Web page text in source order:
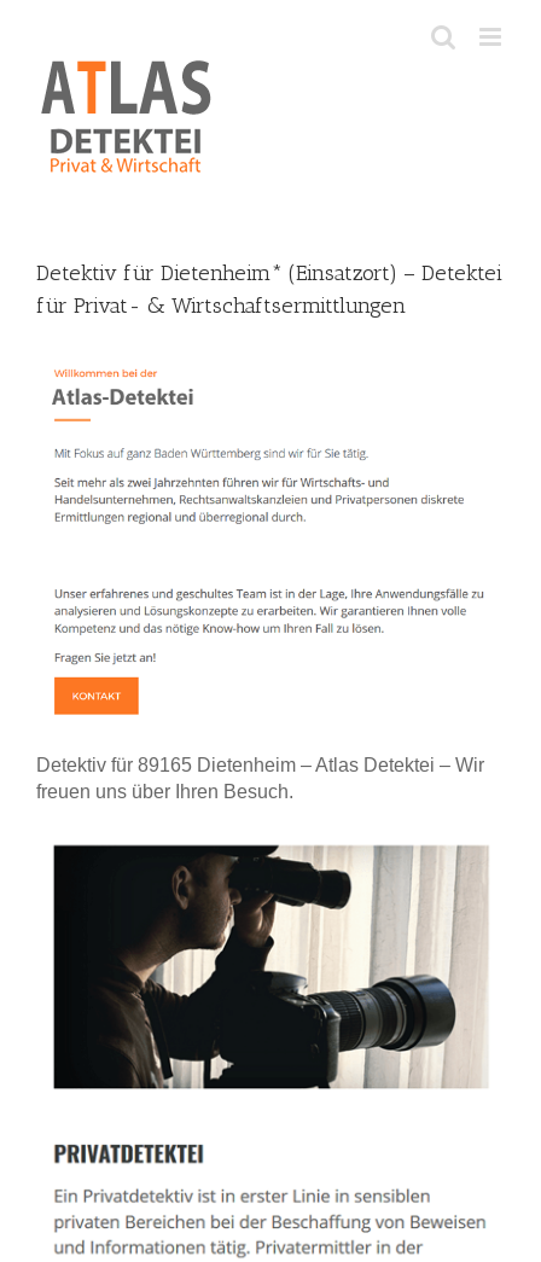
content
Detektiv für Dietenheim* (Einsatzort) – Detektei
für Privat- & Wirtschaftsermittlungen
Detektiv für 89165 Dietenheim – Atlas Detektei – Wir
freuen uns über Ihren Besuch.